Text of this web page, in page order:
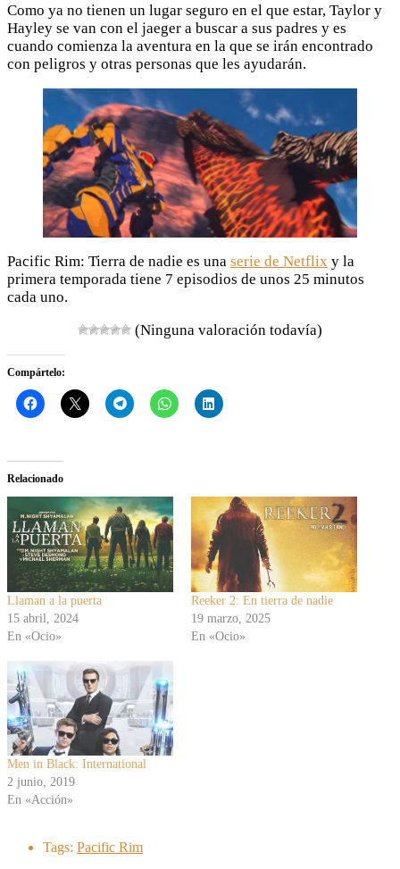
Como ya no tienen un lugar seguro en el que estar, Taylor y
Hayley se van con el jaeger a buscar a sus padres y es
cuando comienza la aventura en la que se irán encontrado
con peligros y otras personas que les ayudarán.
Pacific Rim: Tierra de nadie es una serie de Netflix y la
primera temporada tiene 7 episodios de unos 25 minutos
cada uno.
(Ninguna valoración todavía)
Compártelo:
Relacionado
Llaman a la puerta
15 abril, 2024
En «Ocio»
Reeker 2: En tierra de nadie
19 marzo, 2025
En «Ocio»
Men in Black: International
2 junio, 2019
En «Acción»
Tags: Pacific Rim